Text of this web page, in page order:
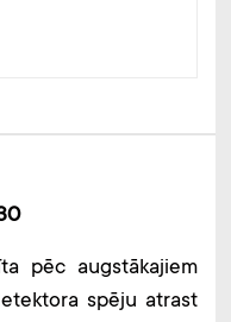
pēc augstākajiem
spēju atrast